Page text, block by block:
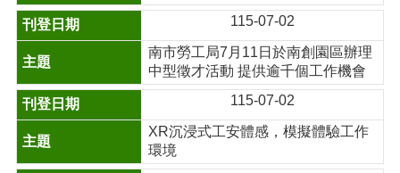
115-07-02
南市勞工局7月11日於南創園區辦理
中型徵才活動 提供逾千個工作機會
115-07-02
XR沉浸式工安體感，模擬體驗工作
環境